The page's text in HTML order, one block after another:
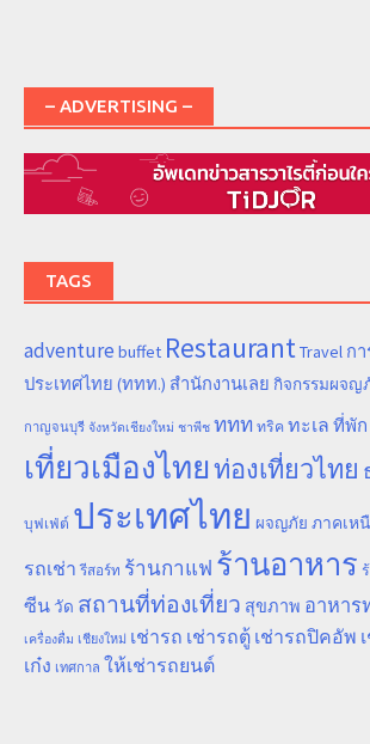
– ADVERTISING –
TAGS
adventure buffet RestaurantTravel ก
ประเทศไทย (ททท.) สำนักงานเลย กิจกรรมผจญ
กาญจนบุรี จังหวัดเชียงใหม่ ชาพีช ททท ทริค ทะเล ที่พัก
เที่ยวเมืองไทยท่องเที่ยวไทย
บุฟเฟ่ต์ ประเทศไทย ผจญภัย ภาคเห
รถเช่า รีสอร์ท ร้านกาแฟ ร้านอาหาร
ซีน วัด สถานที่ท่องเที่ยว สุขภาพ อาหาร
เครื่องดื่ม เชียงใหม่ เช่ารถ เช่ารถตู้ เช่ารถปิคอัพ
เก๋ง เทศกาล ให้เช่ารถยนต์